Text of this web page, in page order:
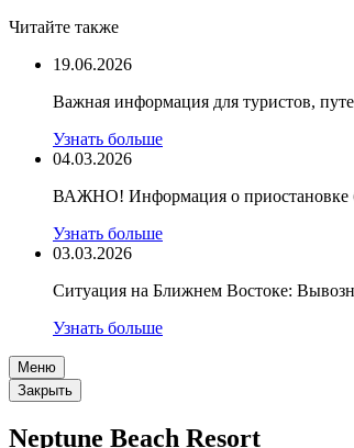
Читайте также
19.06.2026
Важная информация для туристов,
Узнать больше
04.03.2026
ВАЖНО! Информация о приостановке
Узнать больше
03.03.2026
Ситуация на Ближнем Востоке:
Узнать больше
Меню
Закрыть
Neptune Beach Resort